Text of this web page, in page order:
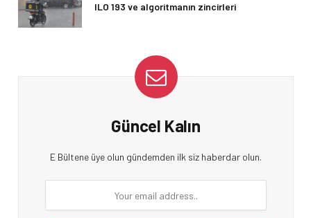
ILO 193 ve algoritmanın zincirleri
Güncel Kalın
E Bültene üye olun gündemden ilk siz haberdar olun.